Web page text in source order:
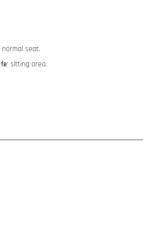
seat.
‘ sitting area.